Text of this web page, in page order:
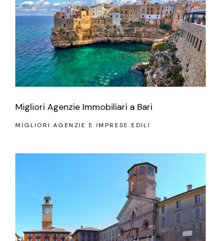
Migliori Agenzie Immobiliari a Bari
MIGLIORI AGENZIE E IMPRESE EDILI